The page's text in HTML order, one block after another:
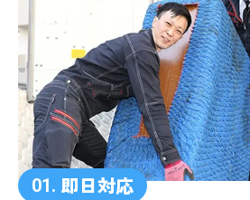
01. 即日対応